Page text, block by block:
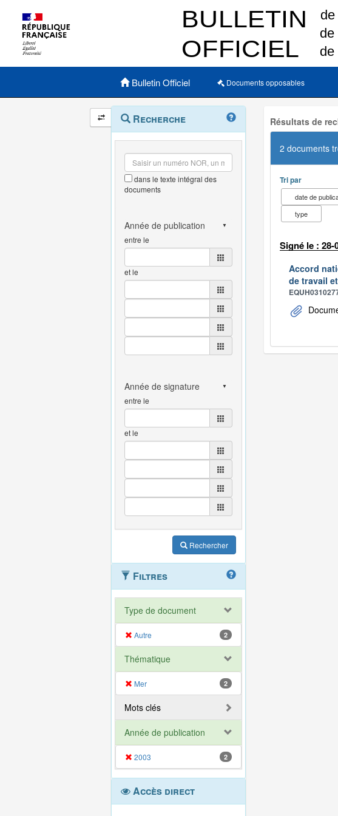
Menu principal
Bulletin Officiel Documents opposables
Navigation
et
outils
annexes
Menu
contextuel
Recherche
dans le texte intégral des
documents
entre le
et le
entre le
et le
Rechercher
Filtres
Type de document
Autre 2
Thématique
Mer 2
Mots clés
Année de publication
2003 2
Accès direct
Résultats de
2 documents
Tri par
date de
type
Signé le : 28-
Accord
de travail